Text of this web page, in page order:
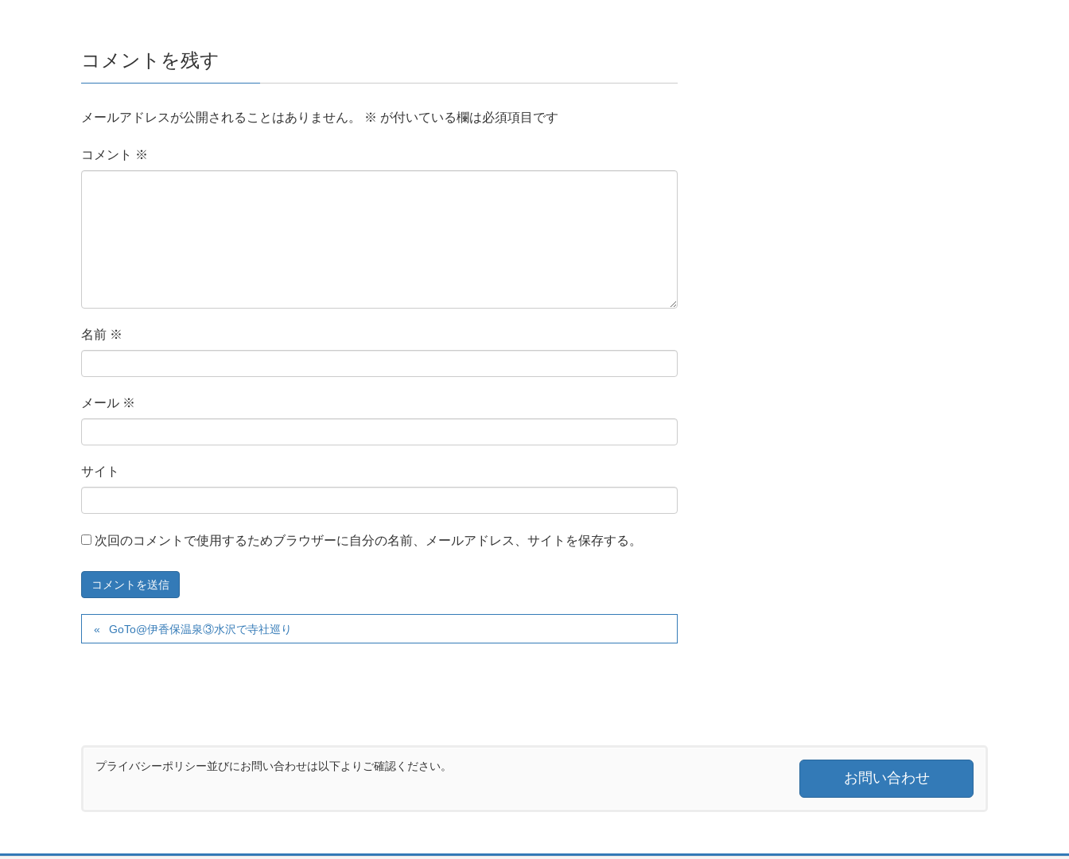
コメントを残す
メールアドレスが公開されることはありません。 ※ が付いている欄は必須項目です
コメント ※
名前 ※
メール ※
サイト
次回のコメントで使用するためブラウザーに自分の名前、メールアドレス、サイトを保存する。
GoTo@伊香保温泉③水沢で寺社巡り
プライバシーポリシー並びにお問い合わせは以下よりご確認ください。
お問い合わせ